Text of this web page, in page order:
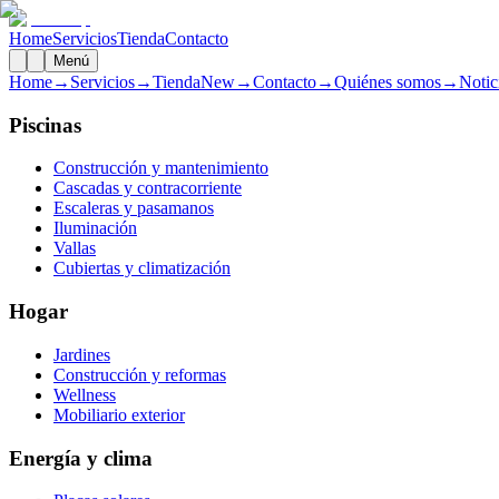
HomeServiciosTiendaContacto
Menú
Home→ Servicios→TiendaNew→Contacto→Quiénes somos→
Piscinas
Construcción y mantenimiento
Cascadas y contracorriente
Escaleras y pasamanos
Iluminación
Vallas
Cubiertas y climatización
Hogar
Jardines
Construcción y reformas
Wellness
Mobiliario exterior
Energía y clima